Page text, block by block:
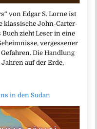
von Edgar S. Lorne ist
klassische John-Carter-
zieht Leser in eine
vergessener
Die Handlung
auf der Erde,
in den Sudan